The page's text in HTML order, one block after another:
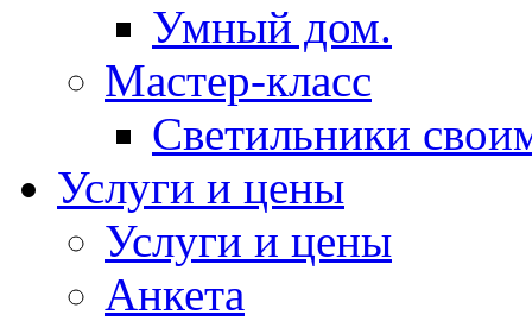
Умный дом.
Мастер-класс
Светильники
Услуги и цены
Услуги и цены
Анкета